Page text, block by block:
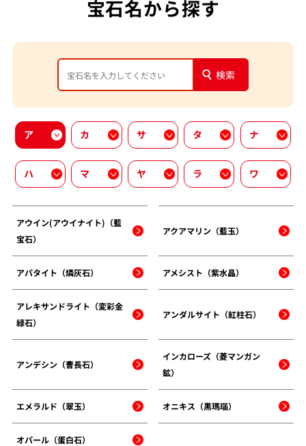
宝石名から探す
検索
ア カ サ タ ナ
ハ マ ヤ ラ ワ
アウイン(アウイナイト)（藍
宝石）
アクアマリン（藍玉）
アパタイト（燐灰石） アメシスト（紫水晶）
アレキサンドライト（変彩金
緑石）
アンダルサイト（紅柱石）
アンデシン（曹長石）
インカローズ（菱マンガン
鉱）
エメラルド（翠玉） オニキス（黒瑪瑙）
オパール（蛋白石）